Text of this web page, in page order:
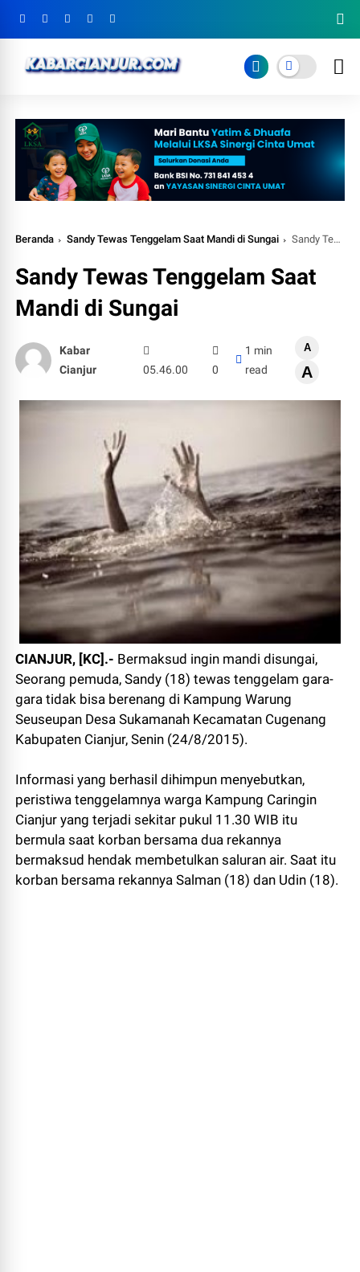
Beranda Sandy Tewas Tenggelam Saat Mandi di Sungai Sandy Tewas Tenggelam Saat Mandi di Sungai
Sandy Tewas Tenggelam Saat
Mandi di Sungai
Kabar
Cianjur
05.46.00 0
1 min
read
A
A
CIANJUR, [KC].- Bermaksud ingin mandi disungai,
Seorang pemuda, Sandy (18) tewas tenggelam gara-
gara tidak bisa berenang di Kampung Warung
Seuseupan Desa Sukamanah Kecamatan Cugenang
Kabupaten Cianjur, Senin (24/8/2015).
Informasi yang berhasil dihimpun menyebutkan,
peristiwa tenggelamnya warga Kampung Caringin
Cianjur yang terjadi sekitar pukul 11.30 WIB itu
bermula saat korban bersama dua rekannya
bermaksud hendak membetulkan saluran air. Saat itu
korban bersama rekannya Salman (18) dan Udin (18).